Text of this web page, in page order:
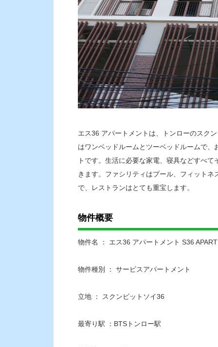
エス36 アパートメントは、トンローのスク
はワンベッドルームとツーベッドルームで
トです。生活に必要な家電、寝具などすべ
きます。ファシリティはプール、フィット
で、レストランはとても重宝します。
物件概要
物件名 ： エス36 アパートメント S36
物件種別 ： サービスアパートメント
立地 ： スクンビットソイ36
最寄り駅 ：BTSトンロー駅